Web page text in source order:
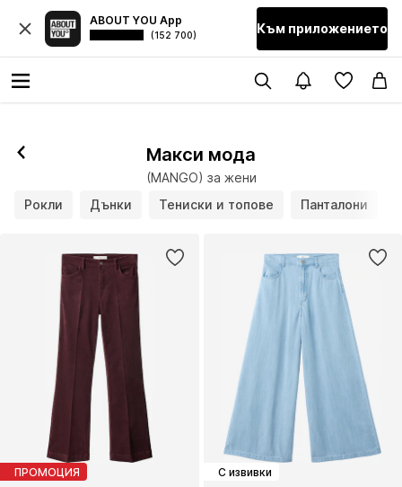
ABOUT YOU App
(152 700) Към приложението
Макси мода
(MANGO) за жени
Рокли
Дънки Тениски и топове Панталони
ПРОМОЦИЯ С извивки